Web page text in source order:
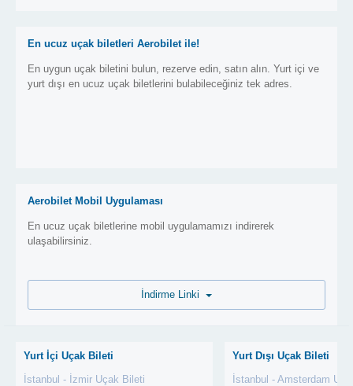
En ucuz uçak biletleri Aerobilet ile!
En uygun uçak biletini bulun, rezerve edin, satın alın. Yurt içi ve
yurt dışı en ucuz uçak biletlerini bulabileceğiniz tek adres.
Aerobilet Mobil Uygulaması
En ucuz uçak biletlerine mobil uygulamamızı indirerek
ulaşabilirsiniz.
Yurt İçi Uçak Bileti
İstanbul - İzmir Uçak Bileti
Yurt Dışı Uçak Bileti
İstanbul - Amsterdam